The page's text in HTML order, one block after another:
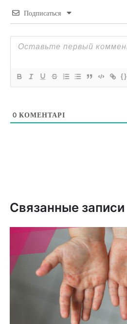
Подписаться
{}
0 КОМЕНТАРІ
Связанные записи